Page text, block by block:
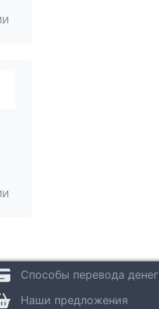
Способы перевода денег
Наши предложения